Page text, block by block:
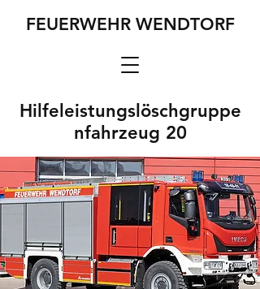
FEUERWEHR WENDTORF
Hilfeleistungslöschgruppe
nfahrzeug 20